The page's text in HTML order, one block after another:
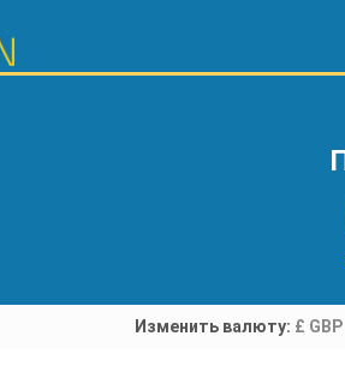
Изменить валюту: £ GBP